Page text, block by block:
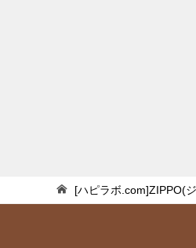
[ハピラボ.com]ZIPPO(